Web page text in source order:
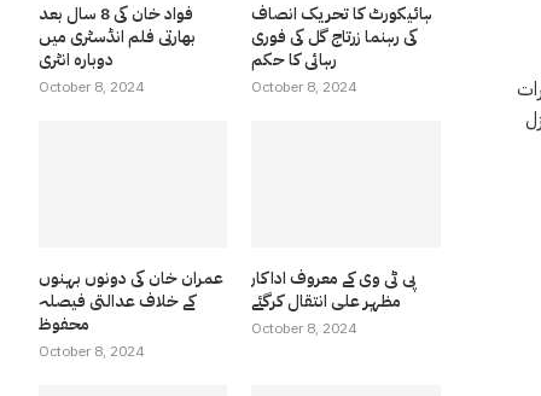
فواد خان کی 8 سال بعد
بھارتی فلم انڈسٹری میں
دوبارہ انٹری
October 8, 2024
ہائیکورٹ کا تحریک انصاف
کی رہنما زرتاج گل کی فوری
رہائی کا حکم
October 8, 2024
عمران خان کی دونوں بہنوں
کے خلاف عدالتی فیصلہ
محفوظ
October 8, 2024
پی ٹی وی کے معروف اداکار
مظہر علی انتقال کرگئے
October 8, 2024